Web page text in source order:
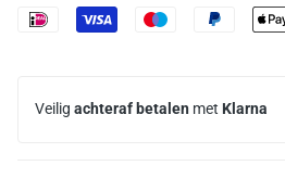
Veilig achteraf betalen met Klarna